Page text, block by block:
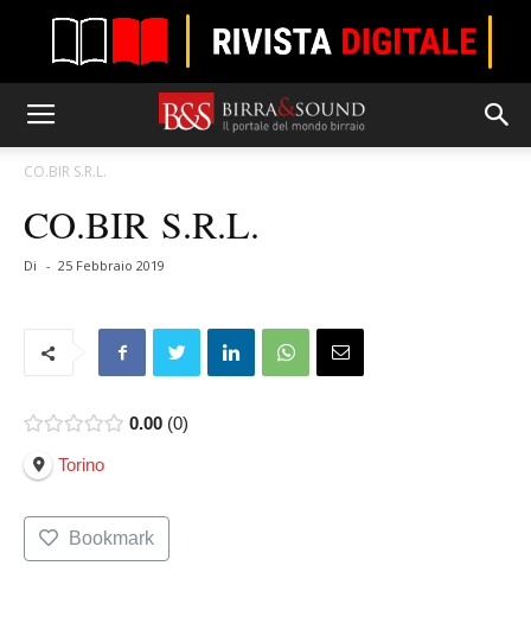
CO.BIR S.R.L.
CO.BIR S.R.L.
Di - 25 Febbraio 2019
0.00 0
Torino
Bookmark